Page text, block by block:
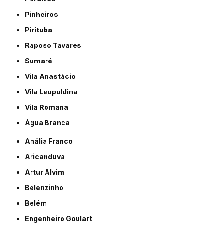
Pinheiros
Pirituba
Raposo Tavares
Sumaré
Vila Anastácio
Vila Leopoldina
Vila Romana
Água Branca
Anália Franco
Aricanduva
Artur Alvim
Belenzinho
Belém
Engenheiro Goulart